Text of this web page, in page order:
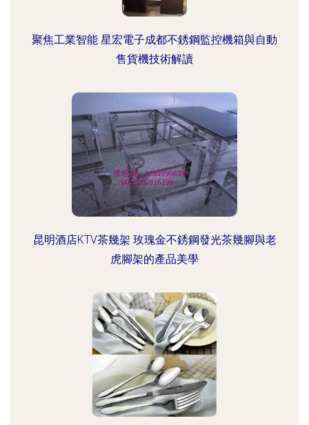
聚焦工業智能 星宏電子成都不銹鋼監控機箱與自動
售貨機技術解讀
昆明酒店KTV茶幾架 玫瑰金不銹鋼發光茶幾腳與老
虎腳架的產品美學